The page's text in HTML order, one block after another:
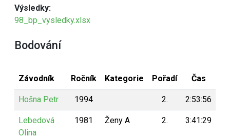
Výsledky:
98_bp_vysledky.xlsx
Bodování
Závodník Ročník Kategorie Pořadí Čas
Hošna Petr 1994 2. 2:53:56
Lebedová
Olina
1981 Ženy A 2. 3:41:29